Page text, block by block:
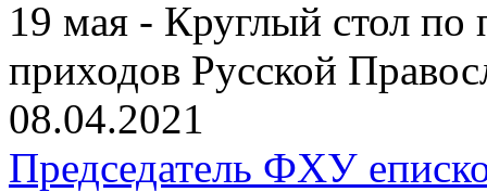
19 мая - Круглый стол по
приходов Русской
08.04.2021
Председатель ФХУ